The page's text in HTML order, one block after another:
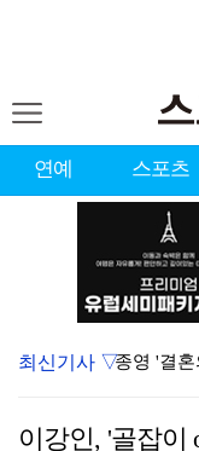
연예 스포츠
최신기사 ▽
이강인, '골잡이